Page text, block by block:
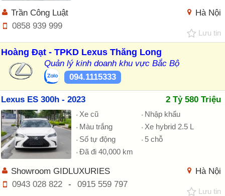
Hà Nội
Trần Công Luật
0858 939 999
Lưu tin
Hoàng Đạt - TPKD Lexus Thăng Long
Quản lý kinh doanh khu vực Bắc Bộ
094.1115333
Lexus ES 300h - 2023 2 Tỷ 580 Triệu
Xe cũ
Nhập khẩu
Màu trắng
Xe hybrid 2.5 L
Số tự động
5 chỗ
Đã đi 40,000 km
Hà Nội
Showroom GIDLUXURIES
0943 028 822
- 0915 559 797
Lưu tin